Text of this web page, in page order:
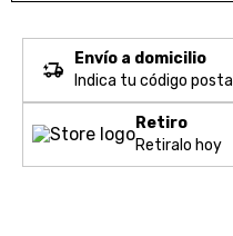
Envío a domicilio
Indica tu código postal
Retiro
Retiralo hoy